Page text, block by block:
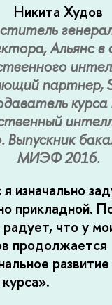
Никита Худов
Альянс в
партнер,
Выпускник
МИЭФ 2016.
изначально
прикладной.
что у
продолжается